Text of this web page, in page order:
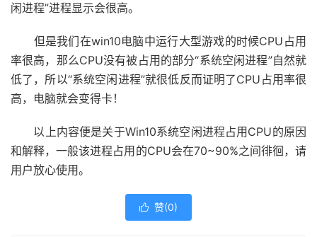
闲进程”进程显示会很高。
但是我们在win10电脑中运行大型游戏的时候CPU占用
率很高，那么CPU没有被占用的部分“系统空闲进程”自然就
低了，所以“系统空闲进程”就很低反而证明了CPU占用率很
高，电脑就会变得卡！
以上内容便是关于Win10系统空闲进程占用CPU的原因
和解释，一般该进程占用的CPU会在70~90%之间徘徊，请
用户放心使用。
 赞(0)